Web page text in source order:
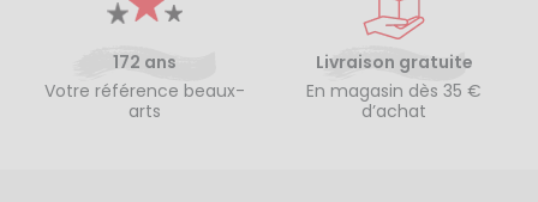
172 ans
Votre référence beaux-
arts
Livraison gratuite
En magasin dès 35 €
d’achat